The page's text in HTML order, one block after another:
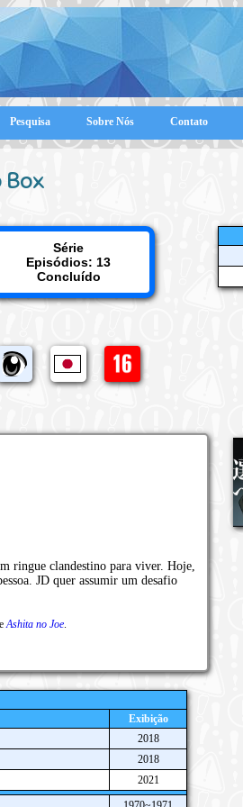
Pesquisa Sobre Nós Contato
Box
Série
Episódios: 13
Concluído
ringue clandestino para viver. Hoje,
JD quer assumir um desafio
Ashita no Joe.
Exibição
2018
2018
2021